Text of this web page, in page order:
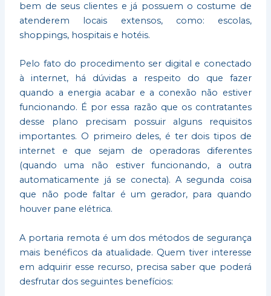
bem de seus clientes e já possuem o costume de
atenderem locais extensos, como: escolas,
shoppings, hospitais e hotéis.
Pelo fato do procedimento ser digital e conectado
à internet, há dúvidas a respeito do que fazer
quando a energia acabar e a conexão não estiver
funcionando. É por essa razão que os contratantes
desse plano precisam possuir alguns requisitos
importantes. O primeiro deles, é ter dois tipos de
internet e que sejam de operadoras diferentes
(quando uma não estiver funcionando, a outra
automaticamente já se conecta). A segunda coisa
que não pode faltar é um gerador, para quando
houver pane elétrica.
A portaria remota é um dos métodos de segurança
mais benéficos da atualidade. Quem tiver interesse
em adquirir esse recurso, precisa saber que poderá
desfrutar dos seguintes benefícios: